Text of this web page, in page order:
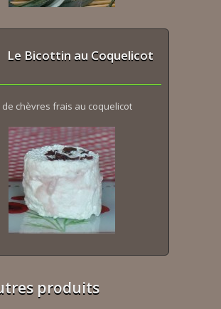
Le Bicottin au Coquelicot
de chèvres frais au coquelicot
produits